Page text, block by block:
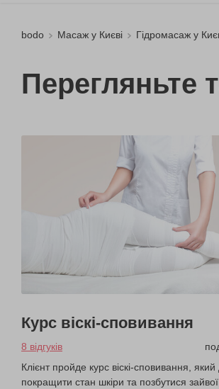
bodo Масаж у Києві Гідромасаж у
Перегляньте
Курс віскі-сповивання
8 відгуків
Клієнт пройде курс віскі-сповивання,
покращити стан шкіри та позбутися